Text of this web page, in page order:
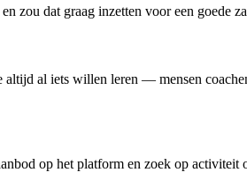
zou dat graag inzetten voor een
al iets willen leren — mensen
op het platform en zoek op activiteit